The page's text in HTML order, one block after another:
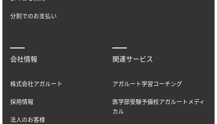
分割でのお支払い
会社情報
株式会社アガルート
採用情報
法人のお客様
関連サービス
アガルート学習コーチング
医学部受験予備校アガルートメディ
カル